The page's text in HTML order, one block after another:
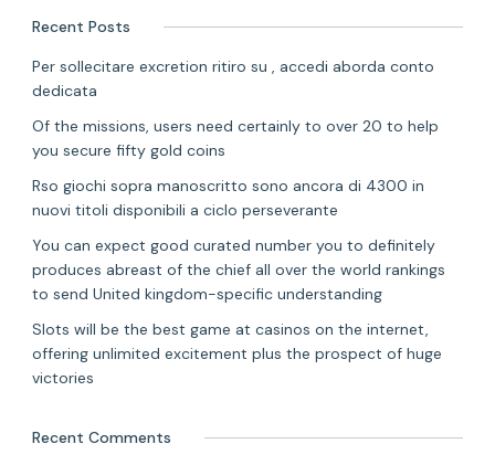
Recent Posts
Per sollecitare excretion ritiro su , accedi aborda conto
dedicata
Of the missions, users need certainly to over 20 to help
you secure fifty gold coins
Rso giochi sopra manoscritto sono ancora di 4300 in
nuovi titoli disponibili a ciclo perseverante
You can expect good curated number you to definitely
produces abreast of the chief all over the world rankings
to send United kingdom-specific understanding
Slots will be the best game at casinos on the internet,
offering unlimited excitement plus the prospect of huge
victories
Recent Comments